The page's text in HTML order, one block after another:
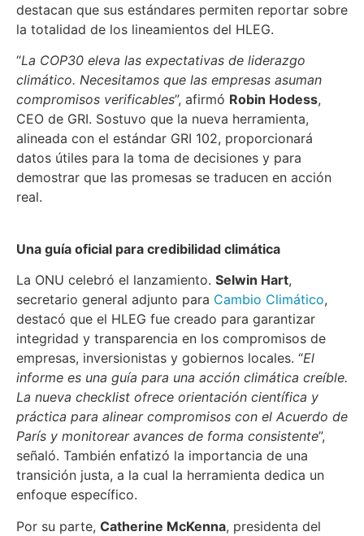
destacan que sus estándares permiten reportar sobre
la totalidad de los lineamientos del HLEG.
“La COP30 eleva las expectativas de liderazgo
climático. Necesitamos que las empresas asuman
compromisos verificables”, afirmó Robin Hodess,
CEO de GRI. Sostuvo que la nueva herramienta,
alineada con el estándar GRI 102, proporcionará
datos útiles para la toma de decisiones y para
demostrar que las promesas se traducen en acción
real.
Una guía oficial para credibilidad climática
La ONU celebró el lanzamiento. Selwin Hart,
secretario general adjunto para Cambio Climático,
destacó que el HLEG fue creado para garantizar
integridad y transparencia en los compromisos de
empresas, inversionistas y gobiernos locales. “El
informe es una guía para una acción climática creíble.
La nueva checklist ofrece orientación científica y
práctica para alinear compromisos con el Acuerdo de
París y monitorear avances de forma consistente”,
señaló. También enfatizó la importancia de una
transición justa, a la cual la herramienta dedica un
enfoque específico.
Por su parte, Catherine McKenna, presidenta del